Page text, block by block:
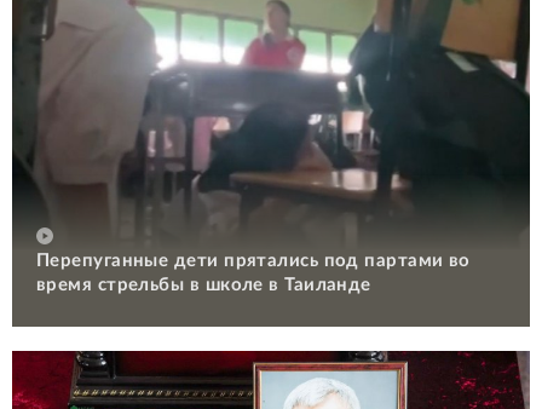
Перепуганные дети прятались под партами во
время стрельбы в школе в Таиланде